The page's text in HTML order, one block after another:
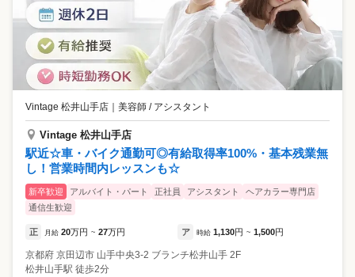
Vintage 松井山手店 美容師 / アシスタント
Vintage 松井山手店
駅近☆車・バイク通勤可◎有給取得率100%・基本残業無
し！営業時間内レッスンも☆
新卒歓迎 アルバイト・パート 正社員 アシスタント
ヘアカラー専門店
通信生歓迎
正 月給 20万円 ~ 27万円 ア 時給 1,130円 ~ 1,500円
京都府 京田辺市 山手中央3-2 ブランチ松井山手 2F
松井山手駅 徒歩2分